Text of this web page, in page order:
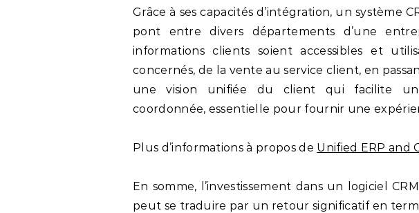
Grâce à ses capacités d’intégration, un système
pont entre divers départements d’une
informations clients soient accessibles et
concernés, de la vente au service client, en
une vision unifiée du client qui facilite
coordonnée, essentielle pour fournir une
Plus d’informations à propos de Unified ERP and
En somme, l’investissement dans un logiciel
peut se traduire par un retour significatif en